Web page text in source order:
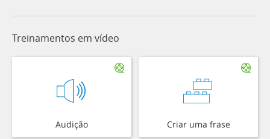
Treinamentos em vídeo
Audição Criar uma frase